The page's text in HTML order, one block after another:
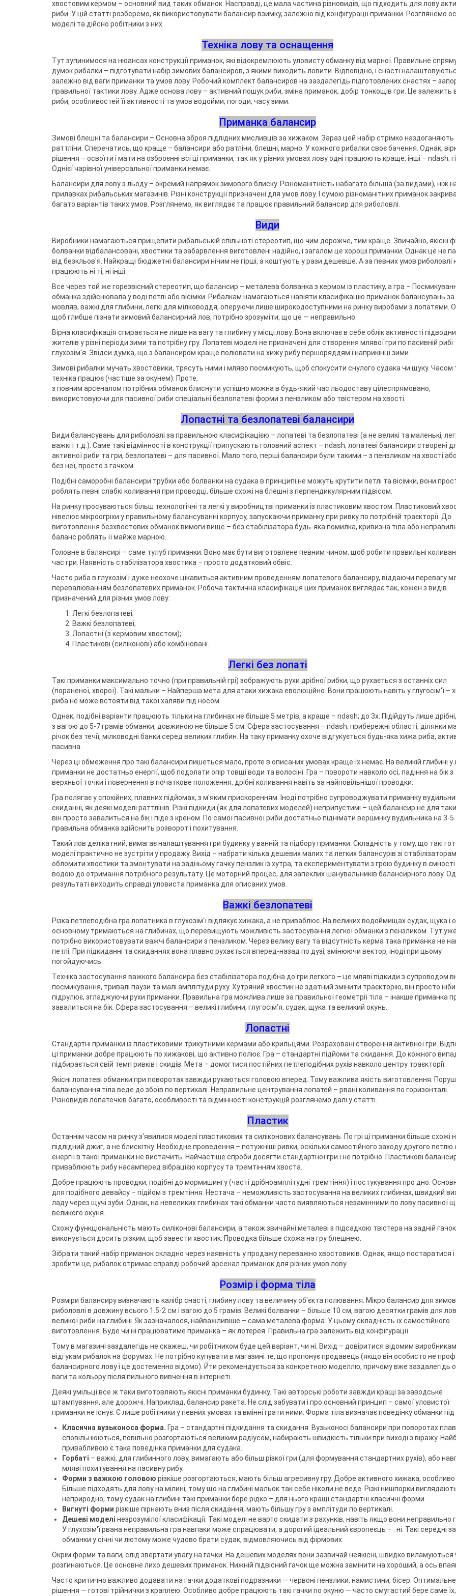
Чохли та сумки
спінінгіста
Грузила
Повідковий матеріал
Аксесуари для монтажу
Сигналізатори клювання
Підставки та тримачі
Підставки
Аксесуари для підставок та
власників
Тримачі
Джиг-ріг
Fanatik
Fisher Club
хвостовим кермом – основний вид таких обманок. Насправді, це мала частина різновидів, що підходить для лову
риби. У цій статті розберемо, як використовувати балансир взимку, залежно від конфігурації приманки. Розглянемо
моделі та дійсно робітники з них.
Техніка лову та оснащення
Тут зупинимося на нюансах конструкції приманок, які відокремлюють уловисту обманку від марної. Правильне
думок рибалки – підготувати набір зимових балансиров, з якими виходить ловити. Відповідно, і снасті
залежно від ваги приманки та умов лову. Робочий комплект балансиров на заздалегідь підготовлених снастях –
правильної тактики лову. Адже основа лову – активний пошук риби, зміна приманок, добір тонкощів гри. Це залежить
риби, особливостей її активності та умов водойми, погоди, часу зими.
Приманка балансир
Зимові блешні та балансири – Основна зброя підлідних мисливців за хижаком. Зараз цей набір стрімко наздоганяють
раттліни. Сперечатись, що краще – балансири або ратліни, блешні, марно. У кожного рибалки своє бачення. Однак,
рішення – освоїти і мати на озброєнні всі ці приманки, так як у різних умовах лову одні працюють краще, інші – ndash;
Однієї чарівної універсальної приманки немає.
Балансири для лову з льоду – окремий напрямок зимового блиску. Різноманітність набагато більша (за видами), ніж
прилавках рибальських магазинів. Різні конструкції призначені для умов лову. І сумою різноманітних приманок
багато варіантів таких умов. Розглянемо, як виглядає та працює правильний балансир для риболовлі.
Види
Виробники намагаються прищепити рибальській спільноті стереотип, що чим дорожче, тим краще. Звичайно, якісні
болванки відбалансовані, хвостики та забарвлення виготовлені надійно, і загалом це хороші приманки. Однак це не
від безкльов'я. Найкращі бюджетні балансири нічим не гірші, а коштують у рази дешевше. А за певних умов риболовлі
працюють ні ті, ні інші.
Все через той же горезвісний стереотип, що балансир – металева болванка з кермом із пластику, а гра –
обманка здійснювала у воді петлі або вісімки. Рибалкам намагаються навіяти класифікацію приманок балансувань
мовляв, важкі для глибини, легкі для мілководдя, оперуючи лише широкодоступними на ринку виробами з лопатями.
щоб глибше пізнати зимовий балансирний лов, потрібно зрозуміти, що це — неправильно.
Вірна класифікація спирається не лише на вагу та глибину у місці лову. Вона включає в себе облік активності
жителів у різні періоди зими та потрібну гру. Лопатеві моделі не призначені для створення млявої гри по пасивній рибі
глухозім'я. Звідси думка, що з балансиром краще полювати на хижу рибу першоряддям і наприкінці зими.
Зимові рибалки мучать хвостовики, трясуть ними і мляво посмикують, щоб спокусити снулого судака чи щуку. Часом
техніка працює (частіше за окунем). Проте,
з повним арсеналом потрібних обманок блиснути успішно можна в будь-який час льодоставу цілеспрямовано,
використовуючи для пасивної риби спеціальні безлопатеві форми з пензликом або твістером на хвості.
Лопастні та безлопатеві балансири
Види балансувань для риболовлі за правильною класифікацією – лопатеві та безлопатеві (а не великі та маленькі,
важкі і т.д.). Саме такі відмінності в конструкції припускають головний аспект – ndash; лопатеві балансири створені
активної риби та гри, безлопатеві – для пасивної. Мало того, перші балансири були такими – з пензликом на хвості або
без неї, просто з гачком.
Подібні саморобні балансири трубки або болванки на судака в принципі не можуть крутити петлі та вісімки, вони
роблять певні слабкі коливання при проводці, більше схожі на блешні з перпендикулярним підвісом.
На ринку просуваються більш технологічні та легкі у виробництві приманки із пластиковим хвостом. Пластиковий
нівелює мікроогріхи у правильному балансуванні корпусу, запускаючи приманку при ривку по потрібній траєкторії. До
виготовлення безхвостових обманок вимоги вище – без стабілізатора будь-яка помилка, кривизна тіла або
баланс роблять її майже марною.
Головне в балансирі – саме тулуб приманки. Воно має бути виготовлене певним чином, щоб робити правильні
час гри. Наявність стабілізатора хвостика – просто додатковий обвіс.
Часто риба в глухозім'ї дуже неохоче цікавиться активним проведенням лопатевого балансиру, віддаючи перевагу
перевалюванням безлопатевих приманок. Робоча тактична класифікація цих приманок виглядає так, кожен з видів
призначений для різних умов лову:
Легкі безлопатеві;
Важкі безлопатеві;
Лопастні (з кермовим хвостом);
Пластикові (силіконові) або комбіновані.
Легкі без лопаті
Такі приманки максимально точно (при правильній грі) зображують рухи дрібної рибки, що рухається з останніх сил
(пораненої, хворої). Такі мальки – Найперша мета для атаки хижака еволюційно. Вони працюють навіть у глугосім'ї –
риба не може встояти від такої халяви під носом.
Однак, подібні варіанти працюють тільки на глибинах не більше 5 метрів, а краще – ndash; до 3х. Підійдуть лише дрібні,
з вагою до 5-7 грамів обманки, довжиною не більше 5 см. Сфера застосування – ndash; прибережні області, ділянки
річок без течії, мілководні банки серед великих глибин. На таку приманку охоче відгукується будь-яка хижа риба,
пасивна.
Через ці обмеження про такі балансири пишеться мало, проте в описаних умовах краще їх немає. На великій глибині у
приманки не достатньо енергії, щоб подолати опір товщі води та волосіні. Гра – повороти навколо осі, падіння на бік з
верхньої точки і повернення в початкове положення, дрібні коливання навіть за найповільнішої проводки.
Гра полягає у спокійних, плавних підйомах, з м'яким прискоренням. Іноді потрібно супроводжувати приманку
скиданні, як деякі моделі раттлінів. Різкі підкиди (як для лопатевих моделей) неприпустимі – цей балансир не для
він просто завалиться на бік і піде з креном. По самої пасивної риби достатньо піднімати вершинку вудильника на 3-5
правильна обманка здійснить розворот і похитування.
Такий лов делікатний, вимагає налаштування гри будинку у ванній та підбору приманки. Складність у тому, що такі
моделі практично не зустріти у продажу. Вихід – набрати кілька дешевих малих та легких балансурів зі
обломити хвостики та змонтувати на задньому гачку пензлик із хутра, та експериментувати з грою будинку в ємності
водою до отримання потрібного результату. Це моторний процес, для запеклих шанувальників балансирного лову.
результаті виходить справді уловиста приманка для описаних умов.
Важкі безлопатеві
Різка петлеподібна гра лопатника в глухозім'ї відлякує хижака, а не приваблює. На великих водоймищах судак, щука і
основному тримаються на глибинах, що перевищують можливість застосування легкої обманки з пензликом. Тут уже
потрібно використовувати важчі балансири з пензликом. Через велику вагу та відсутність керма така приманка не
петлі. При підкиданні та скиданнях вона плавно рухається вперед-назад по дузі, змінюючи вектор, іноді при цьому
погойдуючись.
Техніка застосування важкого балансира без стабілізатора подібна до гри легкого – це мляві підкиди з супроводом
посмикування, тривалі паузи та малі амплітуди руху. Хутряний хвостик не здатний змінити траєкторію, він просто ніби
підрулює, згладжуючи рухи приманки. Правильна гра можлива лише за правильної геометрії тіла – інакше приманка
завалиться на бік. Сфера застосування – великі глибини, глугосім'я, судак, щука та великий окунь.
Лопастні
Стандартні приманки із пластиковими трикутними кермами або крильцями. Розраховані створення активної гри.
ці приманки добре працюють по хижакові, що активно полює. Гра – стандартні підйоми та скидання. До кожного
підбирається свій темп ривків і скидів. Мета – домогтися постійних петлеподібних рухів навколо центру траєкторії.
Якісні лопатеві обманки при поворотах завжди рухаються головою вперед. Тому важлива якість виготовлення.
балансування тіла веде до збоїв по вертикалі. Неправильне центрування лопатей – рвані коливання по горизонталі.
Різновидів лопатечків багато, особливості та відмінності конструкцій розглянемо далі у статті.
Пластик
Останнім часом на ринку з'явилися моделі пластикових та силіконових балансувань. По грі ці приманки більше схожі
підлідний джиг, а не блискітку. Необхідне проведення – потужніші ривки, оскільки самостійного заходу другого петлю
енергії в такої приманки не вистачить. Найчастіше спроби досягти стандартної гри і не потрібно. Пластикові
приваблюють рибу насамперед вібрацією корпусу та тремтінням хвоста.
Добре працюють проводки, подібні до мормишингу (часті дрібноамплітудні тремтіння) і постукування про дно.
для подібного девайсу – підйом з тремтіння. Нестача – неможливість застосування на великих глибинах, швидкий
ладу через щучі зуби. Однак, на невеликих глибинах такі обманки часто виявляються незамінними по лову пасивної
великого окуня.
Схожу функціональність мають силіконові балансири, а також звичайні металеві з підсадкою твістера на задній
виконується досить різким, щоб завести хвостик. Проводка більше схожа на гру блешнею.
Зібрати такий набір приманок складно через наявність у продажу переважно хвостовиків. Однак, якщо постаратися
зробити це, рибалок отримає справді робочий арсенал приманок для різних умов лову.
Розмір і форма тіла
Розміри балансиру визначають калібр снасті, глибину лову та величину об'єкта полювання. Мікро балансир для
риболовлі в довжину всього 1.5-2 см і вагою до 5 грамів. Великі болванки – більше 10 см, вагою десятки грамів для
великої риби на глибині. Як зазначалося, найважливіше – сама металева форма. У цьому складність їх самостійного
виготовлення. Буде чи ні працюватиме приманка – як лотерея. Правильна гра залежить від конфігурації.
Тому в магазині заздалегідь не скажеш, чи робітником буде цей варіант, чи ні. Вихід – довіритися відомим
відгукам рибалок на форумах. Не потрібно купувати в магазині те, що пропонує продавець (якщо він особисто не
балансирного лову і це достеменно відомо). Йти рекомендується за конкретною моделлю, причому вже заздалегідь
ваги та кольору після пильного вивчення в інтернеті.
Деякі умільці все ж таки виготовляють якісні приманки будинку. Такі авторські роботи завжди кращі за заводське
штампування, але дорожчі. Наприклад, балансир ракета. Не слід забувати і про основний принцип – самої уловистої
приманки не існує. Є лише робітники у певних умовах та вмінні грати ними. Форма тіла визначає поведінку обманки під
Класична вузьконоса форма. Гра – стандартні підкидання та скидання. Вузьконосі балансири при поворотах
сповільнюються, повільно розгортаються великим радіусом, набирають швидкість тільки при виході з віражу.
привабливою є така поведінка приманки для судака.
Горбаті – важкі, для глибинного лову, вимагають або більш різкої гри (для формування стандартних рухів), або
мляві похитування на пасивну рибу.
Форми з важкою головою різкіше розгортаються, мають більш агресивну гру. Добре активного хижака, особливо
Більше підходять для лову на мілині, тому що на глибині мальок так себе ніколи не веде. Різкі нишпорки
неприродно, тому судак на глибині такі приманки бере рідко – для нього кращі стандартні класичні форми.
Вигнуті форми різкіше пірнають вниз після скидання, мають більшу гру з амплітуди по вертикалі.
Дешеві моделі незрозумілої класифікації. Такі моделі не варто скидати з рахунків, навіть якщо вони неправильно
У глухозім'ї рвана неправильна гра навпаки може спрацювати, а дорогий ідеальний європеєць – . ні. Такі середні
обманки у січні чи лютому може чудово брати судак, відмовляючись від фірмових.
Окрім форми та ваги, слід звертати увагу на гачки. На дешевих моделях вони зазвичай неякісні, швидко виламуються
розгинаються. Це основне лихо дешевих приманок. Нижній підвісний гачок ще можна замінити на хороший, а ось
Часто критично важливо додавати на гачки додаткові подразники — червоні пензлики, намистини, бісер. Оптимальне
рішення — готові трійнички з краплею. Особливо добре працюють такі гачки по окуню — часто смугастий бере саме